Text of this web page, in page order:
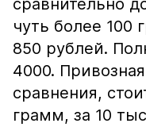
сравнительно
чуть более 100
850 рублей.
4000.
сравнения,
грамм, за 10